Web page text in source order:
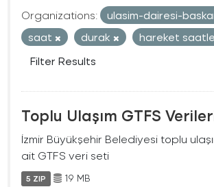
Organizations: ulasim-dairesi-
saat
durak
hareket
Filter Results
Toplu Ulaşım GTFS
İzmir Büyükşehir Belediyesi toplu
ait GTFS veri seti
5 ZIP 19 MB